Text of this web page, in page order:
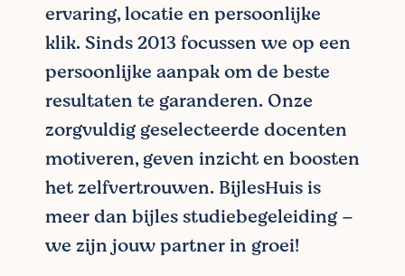
ervaring, locatie en persoonlijke
klik. Sinds 2013 focussen we op een
persoonlijke aanpak om de beste
resultaten te garanderen. Onze
zorgvuldig geselecteerde docenten
motiveren, geven inzicht en boosten
het zelfvertrouwen. BijlesHuis is
meer dan bijles studiebegeleiding –
we zijn jouw partner in groei!